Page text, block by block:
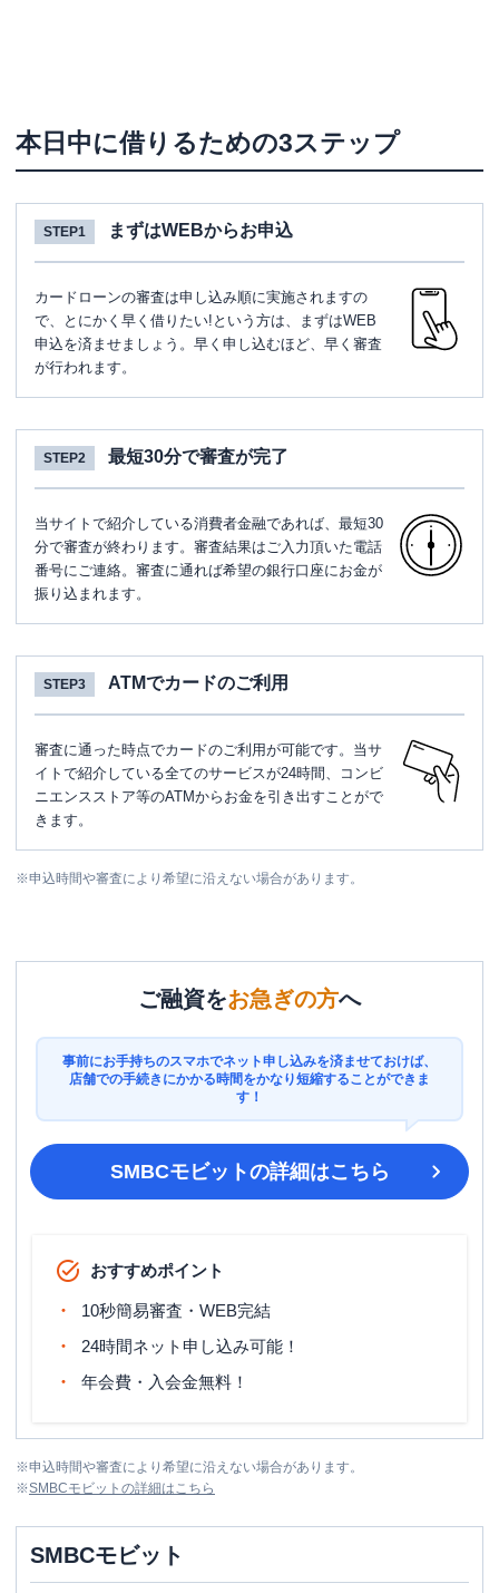
本日中に借りるための3ステップ
STEP1 まずはWEBからお申込
カードローンの審査は申し込み順に実施されますの
で、とにかく早く借りたい!という方は、まずはWEB
申込を済ませましょう。早く申し込むほど、早く審査
が行われます。
STEP2 最短30分で審査が完了
当サイトで紹介している消費者金融であれば、最短30
分で審査が終わります。審査結果はご入力頂いた電話
番号にご連絡。審査に通れば希望の銀行口座にお金が
振り込まれます。
STEP3 ATMでカードのご利用
審査に通った時点でカードのご利用が可能です。当サ
イトで紹介している全てのサービスが24時間、コンビ
ニエンスストア等のATMからお金を引き出すことがで
きます。
※申込時間や審査により希望に沿えない場合があります。
ご融資をお急ぎの方へ
事前にお手持ちのスマホでネット申し込みを済ませておけば、
店舗での手続きにかかる時間をかなり短縮することができま
す！
SMBCモビットの詳細はこちら
おすすめポイント
10秒簡易審査・WEB完結
24時間ネット申し込み可能！
年会費・入会金無料！
※申込時間や審査により希望に沿えない場合があります。
※SMBCモビット の詳細はこちら
SMBCモビット